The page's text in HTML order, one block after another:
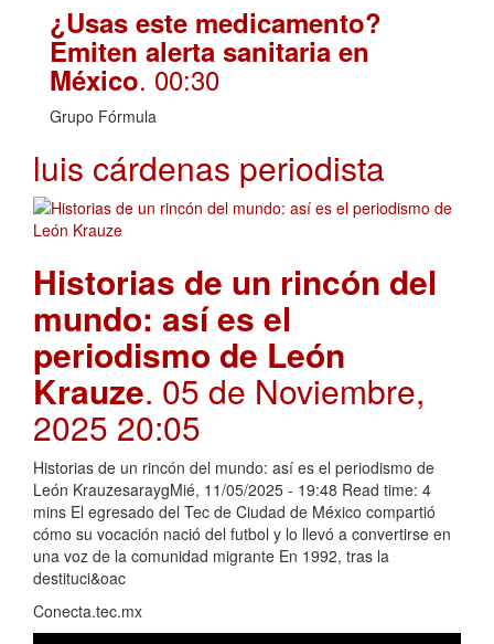
¿Usas este medicamento?
Emiten alerta sanitaria en
México. 00:30
Grupo Fórmula
luis cárdenas periodista
Historias de un rincón del
mundo: así es el
periodismo de León
Krauze. 05 de Noviembre,
2025 20:05
Historias de un rincón del mundo: así es el periodismo de
León KrauzesaraygMié, 11/05/2025 - 19:48 Read time: 4
mins El egresado del Tec de Ciudad de México compartió
cómo su vocación nació del futbol y lo llevó a convertirse en
una voz de la comunidad migrante En 1992, tras la
destituci&oac
Conecta.tec.mx